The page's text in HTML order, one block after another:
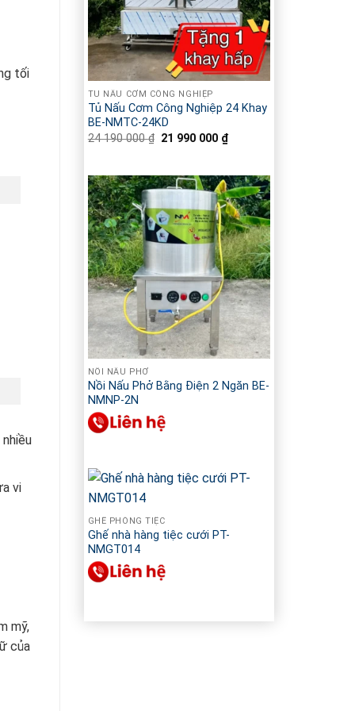
TỦ NẤU CƠM CÔNG NGHIỆP
Tủ Nấu Cơm Công Nghiệp 24 Khay
BE-NMTC-24KD
24 190 000₫ Giá
190
000 ₫.
21 990 000 ₫Giá
21
990
000 ₫.
NỒI NẤU PHỞ
Nồi Nấu Phở Bằng Điện 2 Ngăn BE-
NMNP-2N
GHẾ PHÒNG TIỆC
Ghế nhà hàng tiệc cưới PT-
NMGT014
tối
vi
mỹ,
của